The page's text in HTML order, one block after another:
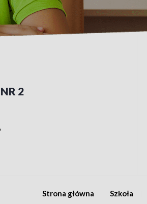
2
Strona główna Szkoła